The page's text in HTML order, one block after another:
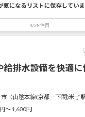
気になるリストに保存してい
4/38件目
給排水設備を快適
（山陰本線(京都－下関)米子
〜1,600円